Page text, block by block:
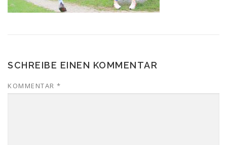
SCHREIBE EINEN KOMMENTAR
KOMMENTAR *